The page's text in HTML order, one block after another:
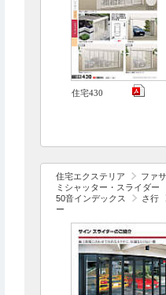
住宅430
住宅エクステリア
ファ
ミシャッター・スライダー
50音インデックス
さ行
ー